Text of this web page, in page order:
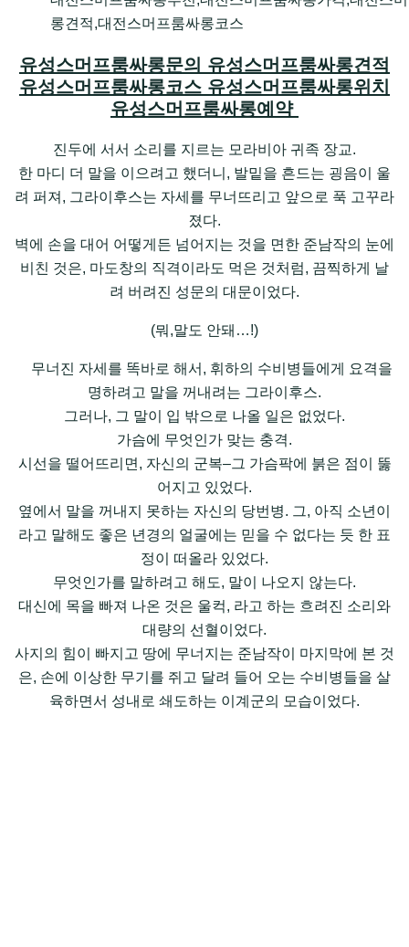
롱견적,대전스머프룸싸롱코스
유성스머프룸싸롱문의 유성스머프룸싸롱견적
유성스머프룸싸롱코스 유성스머프룸싸롱위치
유성스머프룸싸롱예약
진두에 서서 소리를 지르는 모라비아 귀족 장교.
한 마디 더 말을 이으려고 했더니, 발밑을 흔드는 굉음이 울
려 퍼져, 그라이후스는 자세를 무너뜨리고 앞으로 푹 고꾸라
졌다.
벽에 손을 대어 어떻게든 넘어지는 것을 면한 준남작의 눈에
비친 것은, 마도창의 직격이라도 먹은 것처럼, 끔찍하게 날
려 버려진 성문의 대문이었다.
(뭐,말도 안돼…!)
무너진 자세를 똑바로 해서, 휘하의 수비병들에게 요격을
명하려고 말을 꺼내려는 그라이후스.
그러나, 그 말이 입 밖으로 나올 일은 없었다.
가슴에 무엇인가 맞는 충격.
시선을 떨어뜨리면, 자신의 군복–그 가슴팍에 붉은 점이 뚫
어지고 있었다.
옆에서 말을 꺼내지 못하는 자신의 당번병. 그, 아직 소년이
라고 말해도 좋은 년경의 얼굴에는 믿을 수 없다는 듯 한 표
정이 떠올라 있었다.
무엇인가를 말하려고 해도, 말이 나오지 않는다.
대신에 목을 빠져 나온 것은 울컥, 라고 하는 흐려진 소리와
대량의 선혈이었다.
사지의 힘이 빠지고 땅에 무너지는 준남작이 마지막에 본 것
은, 손에 이상한 무기를 쥐고 달려 들어 오는 수비병들을 살
육하면서 성내로 쇄도하는 이계군의 모습이었다.